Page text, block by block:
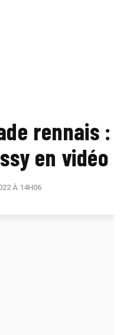
rennais :
en vidéo
À 14H06